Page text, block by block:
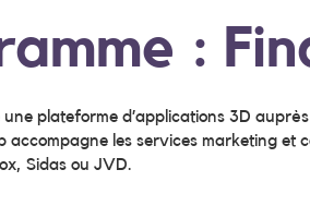
:
plateforme d’applications 3D
accompagne les services marketing et
Sidas ou JVD.